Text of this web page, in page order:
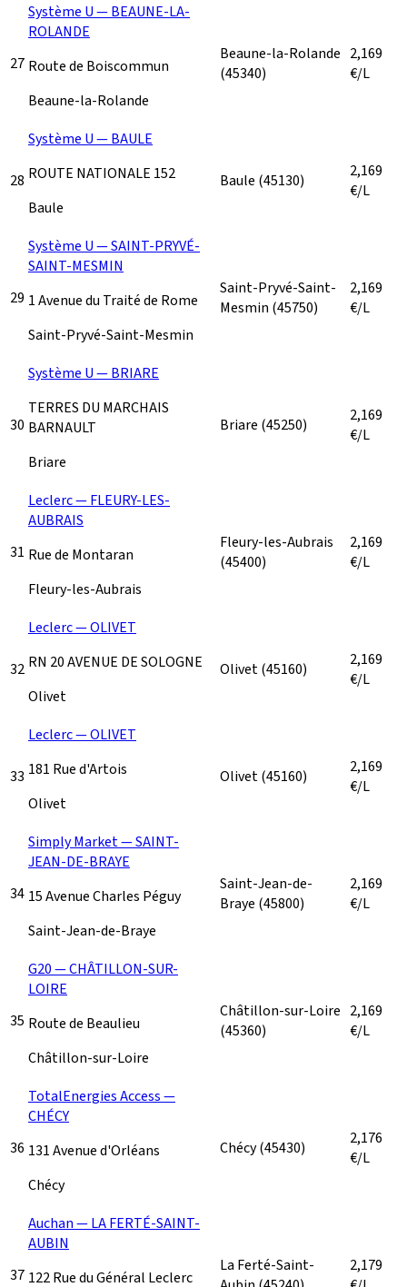
27
Système U — BEAUNE-LA-
ROLANDE
Route de Boiscommun
Beaune-la-Rolande
Beaune-la-Rolande
(45340)
2,169
€/L
28
Système U — BAULE
ROUTE NATIONALE 152
Baule
Baule (45130)
2,169
€/L
29
Système U — SAINT-PRYVÉ-
SAINT-MESMIN
1 Avenue du Traité de Rome
Saint-Pryvé-Saint-Mesmin
Saint-Pryvé-Saint-
Mesmin (45750)
2,169
€/L
30
Système U — BRIARE
TERRES DU MARCHAIS
BARNAULT
Briare
Briare (45250)
2,169
€/L
31
Leclerc — FLEURY-LES-
AUBRAIS
Rue de Montaran
Fleury-les-Aubrais
Fleury-les-Aubrais
(45400)
2,169
€/L
32
Leclerc — OLIVET
RN 20 AVENUE DE SOLOGNE
Olivet
Olivet(45160)
2,169
€/L
33
Leclerc — OLIVET
181 Rue d'Artois
Olivet
Olivet(45160)
2,169
€/L
34
Simply Market — SAINT-
JEAN-DE-BRAYE
15 Avenue Charles Péguy
Saint-Jean-de-Braye
Saint-Jean-de-
Braye (45800)
2,169
€/L
35
G20 — CHÂTILLON-SUR-
LOIRE
Route de Beaulieu
Châtillon-sur-Loire
Châtillon-sur-Loire
(45360)
2,169
€/L
36
TotalEnergies Access —
CHÉCY
131 Avenue d'Orléans
Chécy
Chécy(45430)
2,176
€/L
37
Auchan — LA FERTÉ-SAINT-
AUBIN
122 Rue du Général Leclerc
La Ferté-Saint-
2,179